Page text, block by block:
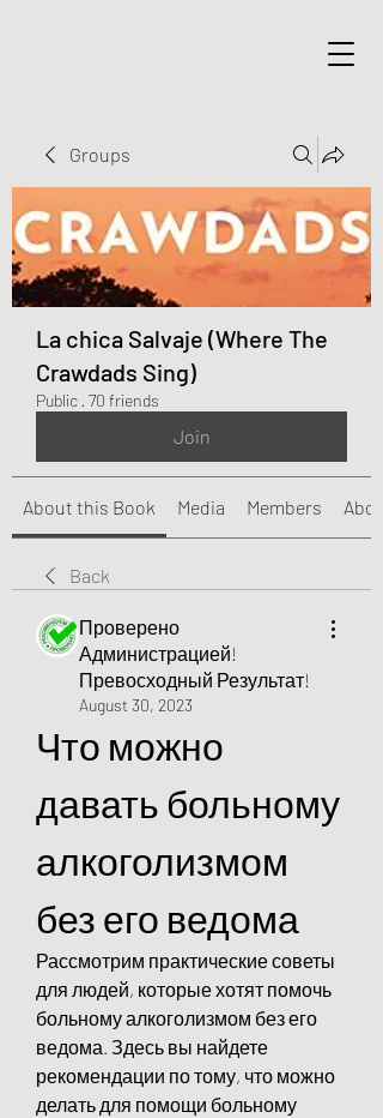
Groups
La chica Salvaje (Where The
Crawdads Sing)
Public · 70 friends
Join
About this Book Media Members About
Back
Проверено
Администрацией!
Превосходный Результат!
August 30, 2023
Что можно
давать больному
алкоголизмом
без его ведома
Рассмотрим практические советы
для людей, которые хотят помочь
больному алкоголизмом без его
ведома. Здесь вы найдете
рекомендации по тому, что можно
делать для помощи больному